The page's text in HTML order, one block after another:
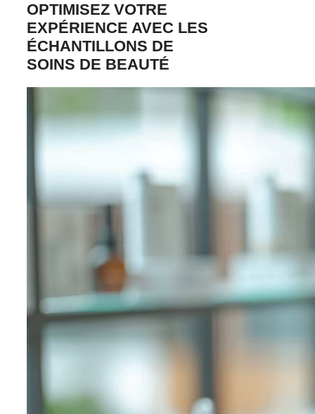
OPTIMISEZ VOTRE
EXPÉRIENCE AVEC LES
ÉCHANTILLONS DE
SOINS DE BEAUTÉ